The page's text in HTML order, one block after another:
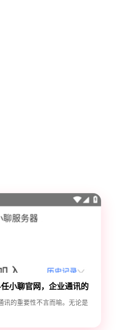
小聊官网，企业通讯的
讯的重要性不言而喻。无论是